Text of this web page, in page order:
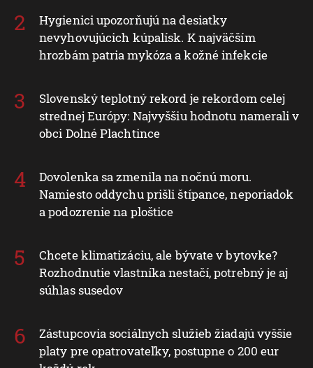
Hygienici upozorňujú na desiatky
nevyhovujúcich kúpalísk. K najväčším
hrozbám patria mykóza a kožné infekcie
Slovenský teplotný rekord je rekordom celej
strednej Európy: Najvyššiu hodnotu namerali v
obci Dolné Plachtince
Dovolenka sa zmenila na nočnú moru.
Namiesto oddychu prišli štípance, neporiadok
a podozrenie na ploštice
Chcete klimatizáciu, ale bývate v bytovke?
Rozhodnutie vlastníka nestačí, potrebný je aj
súhlas susedov
Zástupcovia sociálnych služieb žiadajú vyššie
platy pre opatrovateľky, postupne o 200 eur